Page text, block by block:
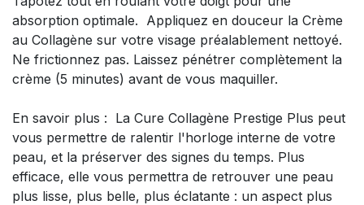
absorption optimale. Appliquez en douceur la Crème
au Collagène sur votre visage préalablement nettoyé.
Ne frictionnez pas. Laissez pénétrer complètement la
crème (5 minutes) avant de vous maquiller.
En savoir plus : La Cure Collagène Prestige Plus peut
vous permettre de ralentir l'horloge interne de votre
peau, et la préserver des signes du temps. Plus
efficace, elle vous permettra de retrouver une peau
plus lisse, plus belle, plus éclatante : un aspect plus